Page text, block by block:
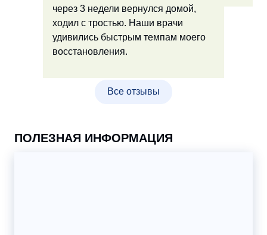
через 3 недели вернулся домой,
ходил с тростью. Наши врачи
удивились быстрым темпам моего
восстановления.
Все отзывы
ПОЛЕЗНАЯ ИНФОРМАЦИЯ